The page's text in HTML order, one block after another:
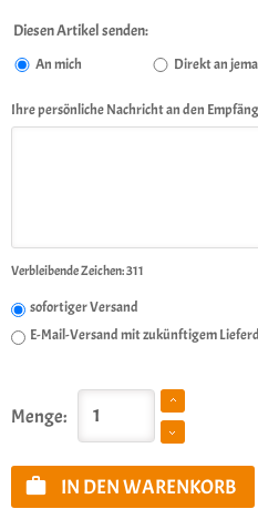
Diesen Artikel senden:
An mich Direkt an
Ihre persönliche Nachricht an den
Verbleibende Zeichen:311
sofortiger Versand
E-Mail-Versand mit zukünftigem
Menge:
IN DEN WARENKORB